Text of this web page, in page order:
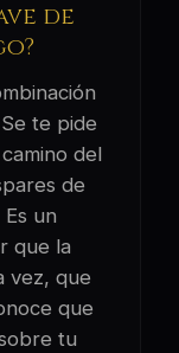
de
te pide
del
de
un
que la
vez, que
que
tu